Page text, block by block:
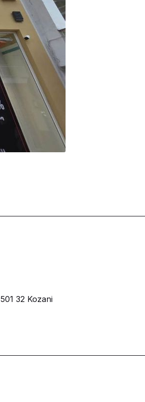
501 32 Kozani